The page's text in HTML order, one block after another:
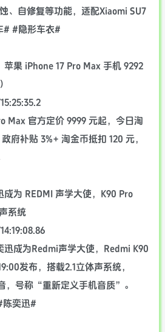
、自修复等功能，适配Xiaomi SU7
# #隐形车衣#
果 iPhone 17 Pro Max 手机 9292
Max 官方定价 9999 元起，今日淘
府补贴 3%+ 淘金币抵扣 120 元，
为 REDMI 声学大使，K90 Pro
系统
迅成为Redmi声学大使，Redmi K90
发布，搭载2.1立体声系统，
，号称“重新定义手机音质”。
陈奕迅#